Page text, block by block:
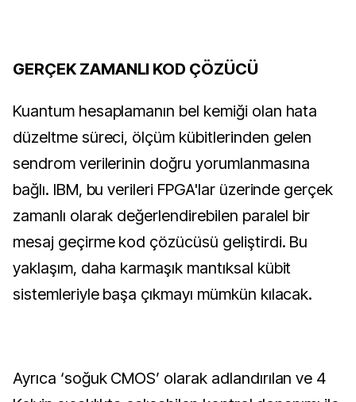
GERÇEK ZAMANLI KOD ÇÖZÜCÜ
Kuantum hesaplamanın bel kemiği olan hata
düzeltme süreci, ölçüm kübitlerinden gelen
sendrom verilerinin doğru yorumlanmasına
bağlı. IBM, bu verileri FPGA'lar üzerinde gerçek
zamanlı olarak değerlendirebilen paralel bir
mesaj geçirme kod çözücüsü geliştirdi. Bu
yaklaşım, daha karmaşık mantıksal kübit
sistemleriyle başa çıkmayı mümkün kılacak.
Ayrıca ‘soğuk CMOS’ olarak adlandırılan ve 4